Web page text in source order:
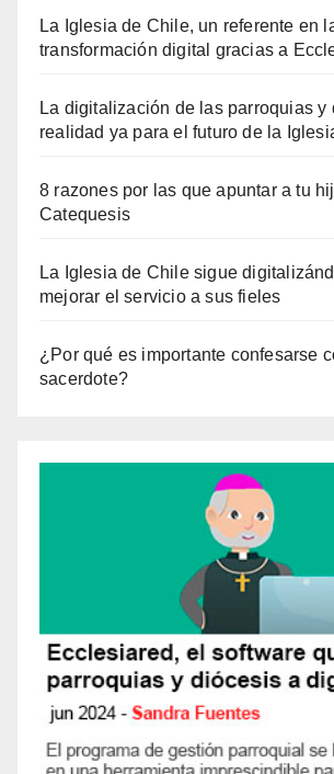
La Iglesia de Chile, un referente en
transformación digital gracias a
La digitalización de las parroquias y
realidad ya para el futuro de la
8 razones por las que apuntar a tu
Catequesis
La Iglesia de Chile sigue
mejorar el servicio a sus fieles
¿Por qué es importante confesarse
sacerdote?